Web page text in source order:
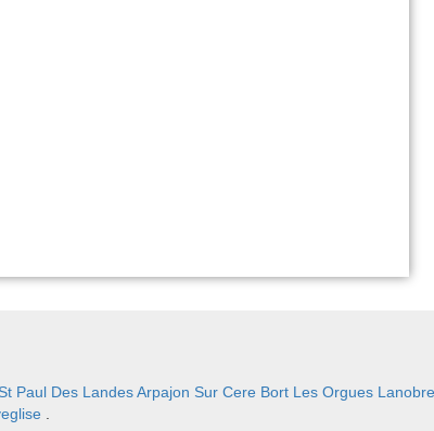
St Paul Des LandesArpajon Sur Cere Bort Les Orgues Lanobre